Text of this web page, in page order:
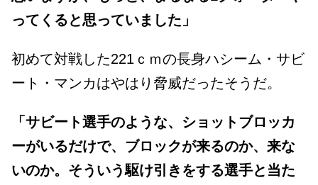
ってくると思っていました」
初めて対戦した221ｃｍの長身ハシーム・サビ
ート・マンカはやはり脅威だったそうだ。
「サビート選手のような、ショットブロッカ
ーがいるだけで、ブロックが来るのか、来な
いのか。そういう駆け引きをする選手と当た